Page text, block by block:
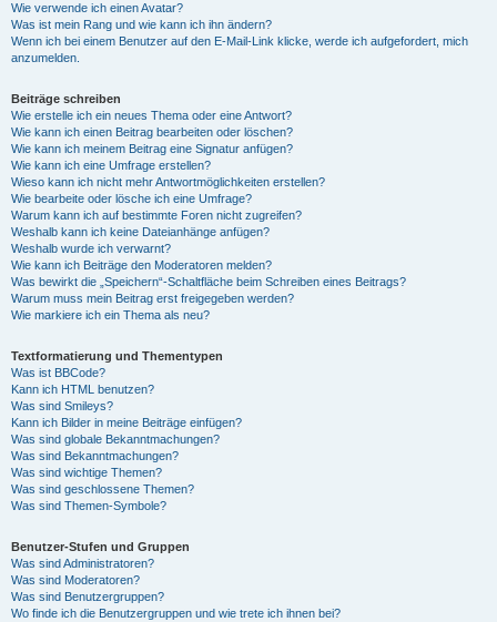
Wie verwende ich einen Avatar?
Was ist mein Rang und wie kann ich ihn ändern?
Wenn ich bei einem Benutzer auf den E-Mail-Link klicke, werde ich aufgefordert, mich
anzumelden.
Beiträge schreiben
Wie erstelle ich ein neues Thema oder eine Antwort?
Wie kann ich einen Beitrag bearbeiten oder löschen?
Wie kann ich meinem Beitrag eine Signatur anfügen?
Wie kann ich eine Umfrage erstellen?
Wieso kann ich nicht mehr Antwortmöglichkeiten erstellen?
Wie bearbeite oder lösche ich eine Umfrage?
Warum kann ich auf bestimmte Foren nicht zugreifen?
Weshalb kann ich keine Dateianhänge anfügen?
Weshalb wurde ich verwarnt?
Wie kann ich Beiträge den Moderatoren melden?
Was bewirkt die „Speichern“-Schaltfläche beim Schreiben eines Beitrags?
Warum muss mein Beitrag erst freigegeben werden?
Wie markiere ich ein Thema als neu?
Textformatierung und Thementypen
Was ist BBCode?
Kann ich HTML benutzen?
Was sind Smileys?
Kann ich Bilder in meine Beiträge einfügen?
Was sind globale Bekanntmachungen?
Was sind Bekanntmachungen?
Was sind wichtige Themen?
Was sind geschlossene Themen?
Was sind Themen-Symbole?
Benutzer-Stufen und Gruppen
Was sind Administratoren?
Was sind Moderatoren?
Was sind Benutzergruppen?
Wo finde ich die Benutzergruppen und wie trete ich ihnen bei?